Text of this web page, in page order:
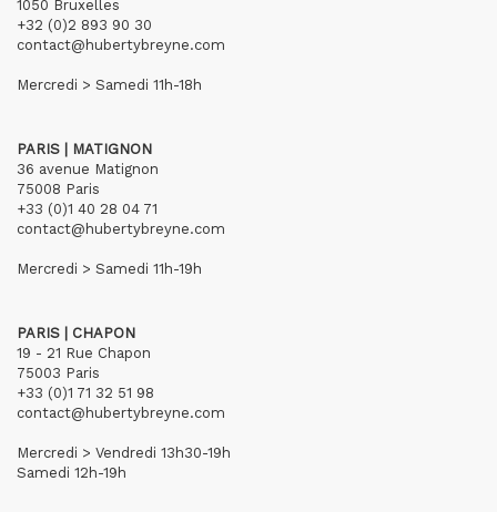
1050 Bruxelles
+32 (0)2 893 90 30
contact@hubertybreyne.com
Mercredi > Samedi 11h-18h
PARIS | MATIGNON
36 avenue Matignon
75008 Paris
+33 (0)1 40 28 04 71
contact@hubertybreyne.com
Mercredi > Samedi 11h-19h
PARIS | CHAPON
19 - 21 Rue Chapon
75003 Paris
+33 (0)1 71 32 51 98
contact@hubertybreyne.com
Mercredi > Vendredi 13h30-19h
Samedi 12h-19h